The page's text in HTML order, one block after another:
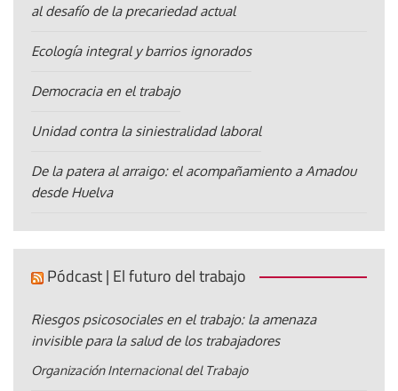
al desafío de la precariedad actual
Ecología integral y barrios ignorados
Democracia en el trabajo
Unidad contra la siniestralidad laboral
De la patera al arraigo: el acompañamiento a Amadou
desde Huelva
Pódcast | El futuro del trabajo
Riesgos psicosociales en el trabajo: la amenaza
invisible para la salud de los trabajadores
Organización Internacional del Trabajo